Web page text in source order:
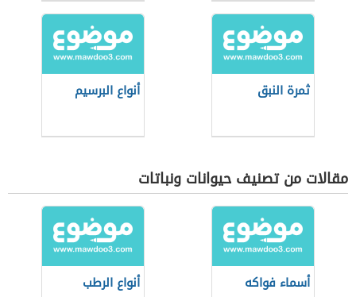
ثمرة النبق أنواع البرسيم
مقالات من تصنيف حيوانات ونباتات
أسماء فواكه
أنواع الرطب